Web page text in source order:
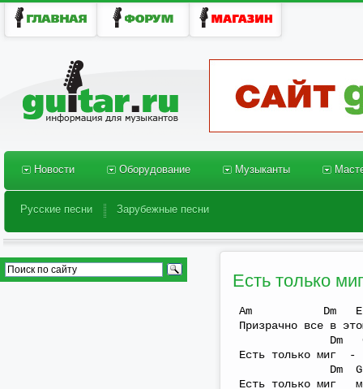
Новости
Новости Оборудование
Оборудование Музыканты
Музыканты
Русские песни
Русские песни Зарубежные песни
Зарубежные песни
Есть только
Am
Призрачно все в
Dm
Есть только миг
Dm
Есть только миг